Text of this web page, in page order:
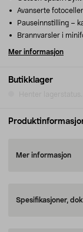
Butikklager
Avanserte
Pauseinnstilling –
Brannvarsler i
Mer informasjon
Mer informasjon
Spesifikasjoner,